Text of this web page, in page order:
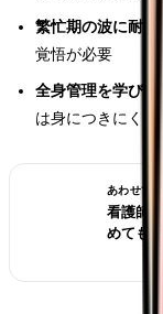
繁忙期の波に耐え
覚悟が必要
全身管理を学びた
は身につきにくい
あわせて読
看護師
めても